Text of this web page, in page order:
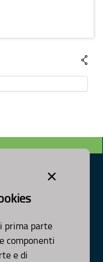
×
prima parte
componenti
e di
Urbana